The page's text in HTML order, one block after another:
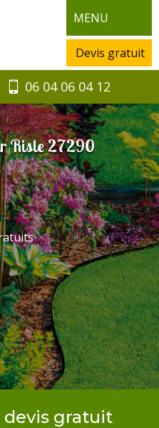
MENU
Devis gratuit
06 04 06 04 12
Risle 27290
devis gratuit